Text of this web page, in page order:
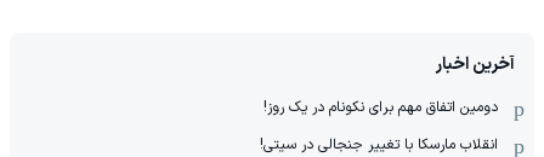
آخرین اخبار
دومین اتفاق مهم برای نکونام در یک روز!
انقلاب مارسکا با تغییر جنجالی در سیتی!